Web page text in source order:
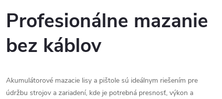
Profesionálne mazanie
bez káblov
Akumulátorové mazacie lisy a pištole sú ideálnym riešením pre
údržbu strojov a zariadení, kde je potrebná presnosť, výkon a